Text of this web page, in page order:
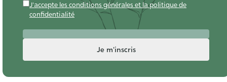
Notre mission d’entreprise :Contribuer à un monde en
équilibre avec ses ressources naturelles,
Bioflore, l’expert des huiles
essentielles et de l’aromathérapie
J'accepte les conditions générales et la politique de
confidentialité
Je m'inscris